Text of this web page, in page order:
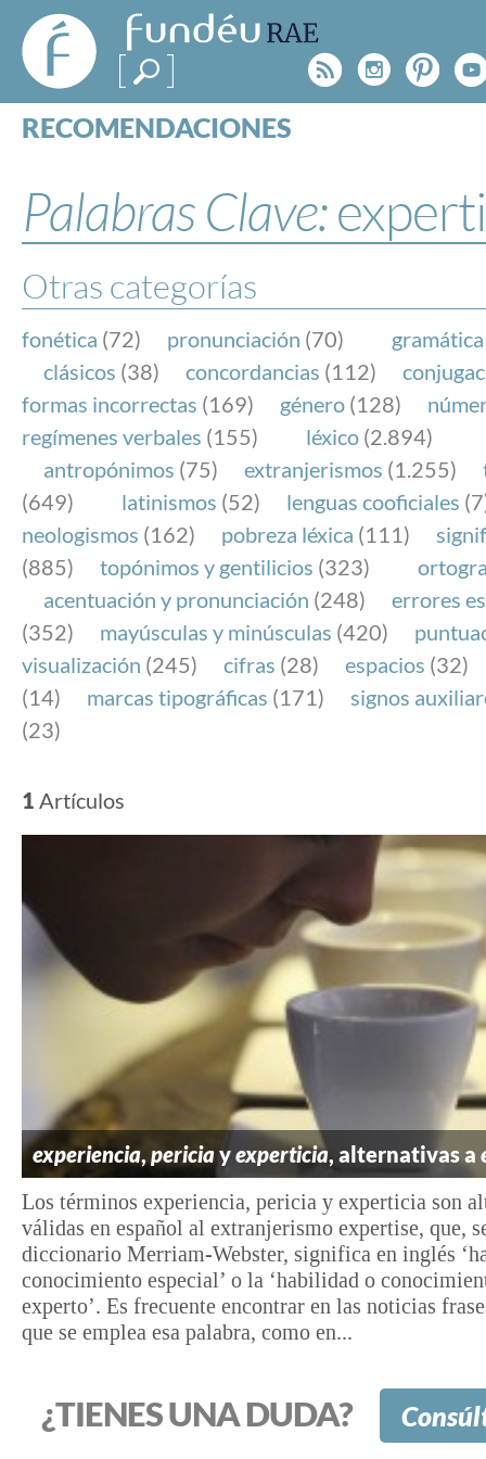
FundéuRAE
- Fundación
del Español
Urgente
Rss
RECOMENDACIONES
ESPECIALES
BLOG
NOTICIAS
SOBRE LA FUNDÉURAE
FundéuRAE es una fundación patrocinada por la
y la Real Academia Española, cuyo objetivo es
el buen uso del español en los medios de
Internet.
Palabras Clave:
Otras categorías
fonética (72) pronunciación (70) gramática
clásicos (38) concordancias (112)
formas incorrectas (169) género (128)
regímenes verbales (155) léxico (2.894)
antropónimos (75) extranjerismos (1.255)
(649)
latinismos (52) lenguas cooficiales
neologismos (162) pobreza léxica (111)
(885)
topónimos y gentilicios (323)
acentuación y pronunciación (248)
errores
(352)
mayúsculas y minúsculas (420)
visualización (245) cifras (28) espacios (32)
(14)
marcas tipográficas (171)
signos
(23)
1 Artículos
experiencia, periciayexperticia, alternativas a
Los términos experiencia, pericia y experticia son
válidas en español al extranjerismo expertise, que,
diccionario Merriam-Webster, significa en inglés
conocimiento especial’ o la ‘habilidad o
experto’. Es frecuente encontrar en las noticias
que se emplea esa palabra, como en...
¿TIENES UNA DUDA?